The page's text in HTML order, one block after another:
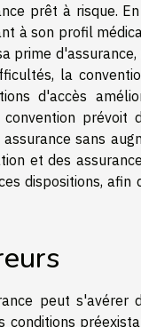
prêt à risque.
à son profil
prime
la
d'accès
sans
et des
dispositions,
peut